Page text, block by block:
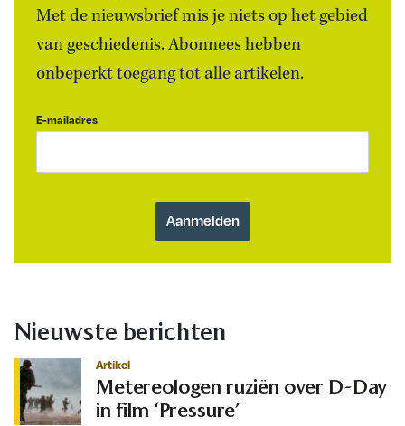
Met de nieuwsbrief mis je niets op het gebied
van geschiedenis. Abonnees hebben
onbeperkt toegang tot alle artikelen.
E-mailadres
Nieuwste berichten
Artikel
Metereologen ruziën over D-Day
in film ‘Pressure’